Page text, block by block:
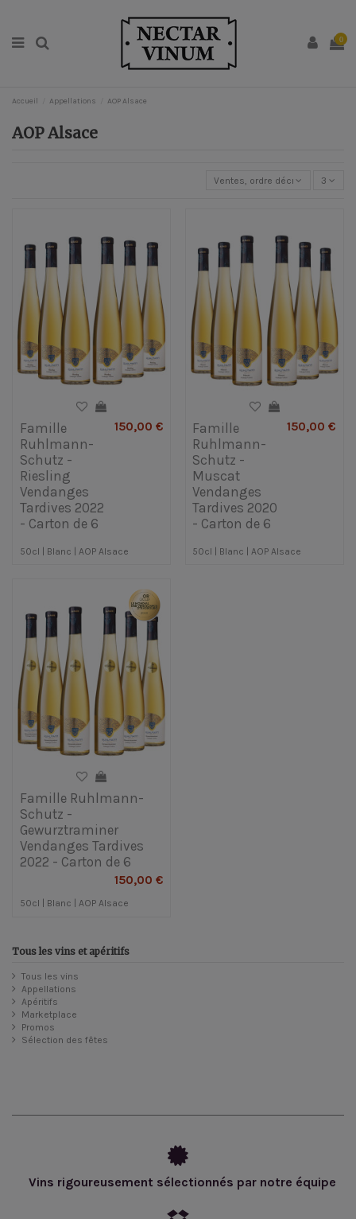
0
Accueil Appellations AOP Alsace
AOP Alsace
Ventes, ordre décroissant3
Famille
Ruhlmann-
Schutz -
Riesling
Vendanges
Tardives 2022
- Carton de 6
150,00 €
50cl | Blanc | AOP Alsace
Famille
Ruhlmann-
Schutz -
Muscat
Vendanges
Tardives 2020
- Carton de 6
150,00 €
50cl | Blanc | AOP Alsace
Famille Ruhlmann-
Schutz -
Gewurztraminer
Vendanges Tardives
2022 - Carton de 6
150,00 €
50cl | Blanc | AOP Alsace
Tous les vins et apéritifs
Tous les vins
Appellations
Apéritifs
Marketplace
Promos
Sélection des fêtes
Vins rigoureusement sélectionnés par notre équipe